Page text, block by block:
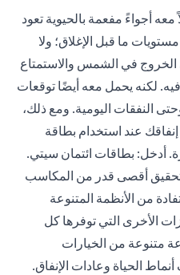
أجواءً مفعمة بالحيوية تعود
ما قبل الإغلاق؛ ولا
في الشمس والاستمتاع
لكنه يحمل معه أيضًا توقعات
النفقات اليومية. ومع ذلك،
عند استخدام بطاقة
أدخل: بطاقات ائتمان سيتي.
لتحقيق أقصى قدر من المكاسب
من الأنظمة المتنوعة
الأخرى التي توفرها كل
متنوعة من الخيارات
الحياة وعادات الإنفاق.